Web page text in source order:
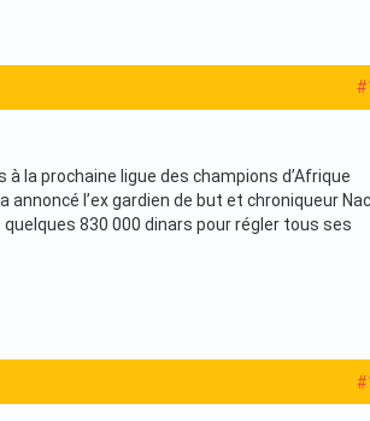
la prochaine ligue des champions d’Afrique
annoncé l’ex gardien de but et chroniqueur
quelques 830 000 dinars pour régler tous ses